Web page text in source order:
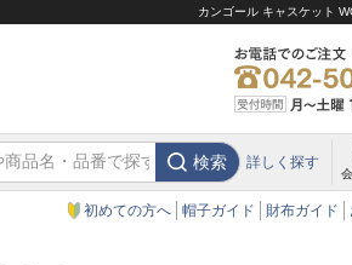
カンゴール キャスケット
検索 詳しく探す
初めての方へ 帽子ガイド 財布ガイド